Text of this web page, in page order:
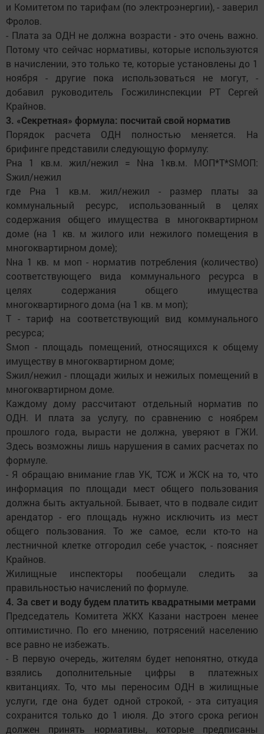
и Комитетом по тарифам (по электроэнергии), - заверил
Фролов.
- Плата за ОДН не должна возрасти - это очень важно.
Потому что сейчас нормативы, которые используются
в начислении, это только те, которые установлены до 1
ноября - другие пока использоваться не могут, -
добавил руководитель Госжилинспекции РТ Сергей
Крайнов.
3. «Секретная» формула: посчитай свой норматив
Порядок расчета ОДН полностью меняется. На
брифинге представили следующую формулу:
Рна 1 кв.м. жил/нежил = Nна 1кв.м. МОП*T*SМОП:
Sжил/нежил
где Рна 1 кв.м. жил/нежил - размер платы за
коммунальный ресурс, использованный в целях
содержания общего имущества в многоквартирном
доме (на 1 кв. м жилого или нежилого помещения в
многоквартирном доме);
Nна 1 кв. м моп - норматив потребления (количество)
соответствующего вида коммунального ресурса в
целях содержания общего имущества
многоквартирного дома (на 1 кв. м моп);
Т - тариф на соответствующий вид коммунального
ресурса;
Sмоп - площадь помещений, относящихся к общему
имуществу в многоквартирном доме;
Sжил/нежил - площади жилых и нежилых помещений в
многоквартирном доме.
Каждому дому рассчитают отдельный норматив по
ОДН. И плата за услугу, по сравнению с ноябрем
прошлого года, вырасти не должна, уверяют в ГЖИ.
Здесь возможны лишь нарушения в самих расчетах по
формуле.
- Я обращаю внимание глав УК, ТСЖ и ЖСК на то, что
информация по площади мест общего пользования
должна быть актуальной. Бывает, что в подвале сидит
арендатор - его площадь нужно исключить из мест
общего пользования. То же самое, если кто-то на
лестничной клетке отгородил себе участок, - поясняет
Крайнов.
Жилищные инспекторы пообещали следить за
правильностью начислений по формуле.
4. За свет и воду будем платить квадратными метрами
Председатель Комитета ЖКХ Казани настроен менее
оптимистично. По его мнению, потрясений населению
все равно не избежать.
- В первую очередь, жителям будет непонятно, откуда
взялись дополнительные цифры в платежных
квитанциях. То, что мы переносим ОДН в жилищные
услуги, где она будет одной строкой, - эта ситуация
сохранится только до 1 июля. До этого срока регион
должен принять нормативы, которые предписаны